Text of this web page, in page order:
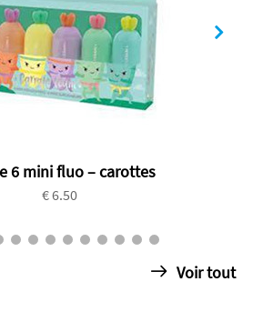
6 mini fluo – carottes
€ 6.50
Voir tout